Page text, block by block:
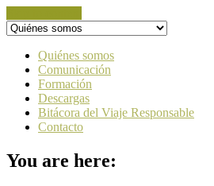
Quiénes somos
Comunicación
Formación
Descargas
Bitácora del Viaje Responsable
Contacto
You are here: